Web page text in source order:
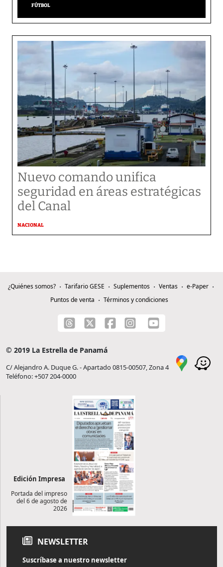
FÚTBOL
Nuevo comando unifica
seguridad en áreas estratégicas
del Canal
NACIONAL
¿Quiénes somos? Tarifario GESE Suplementos Ventas
e-Paper
Puntos de venta
Términos y condiciones
© 2019 La Estrella de Panamá
C/ Alejandro A. Duque G. - Apartado 0815-00507, Zona 4
Teléfono: +507 204-0000
Edición Impresa
Portada del impreso
del 6 de agosto de
2026
NEWSLETTER
Suscríbase a nuestro newsletter